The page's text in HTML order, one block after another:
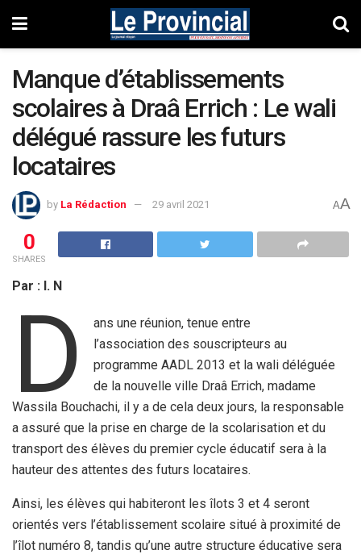
Manque d’établissements
scolaires à Draâ Errich : Le wali
délégué rassure les futurs
locataires
by La Rédaction 29 avril 2021 AA
0
SHARES
Par : I. N
D
ans une réunion, tenue entre
l’association des souscripteurs au
programme AADL 2013 et la wali déléguée
de la nouvelle ville Draâ Errich, madame
Wassila Bouchachi, il y a de cela deux jours, la responsable
a assuré que la prise en charge de la scolarisation et du
transport des élèves du premier cycle éducatif sera à la
hauteur des attentes des futurs locataires.
Ainsi, les élèves qui habiteront les îlots 3 et 4 seront
orientés vers l’établissement scolaire situé à proximité de
l’îlot numéro 8, tandis qu’une autre structure éducative sera